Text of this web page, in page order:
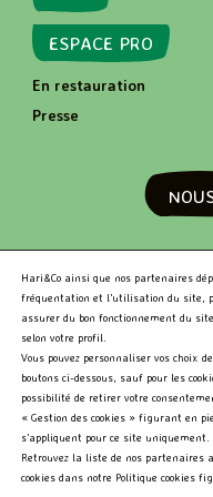
71
79
ESPACE PRO
En restauration
Presse
R
e
c
h
e
r
c
Hari&Co 2026 •Niveau
conforme
Hari&Co ainsi que nos partenaires
fréquentation et l’utilisation du site,
assurer du bon fonctionnement du
selon votre profil.
Vous pouvez personnaliser vos choix
boutons ci-dessous, sauf pour les
possibilité de retirer votre
« Gestion des cookies » figurant en
s’appliquent pour ce site uniquement.
Retrouvez la liste de nos partenaires
cookies dans notre Politique cookies